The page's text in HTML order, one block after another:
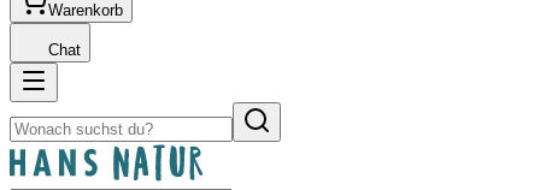
Warenkorb
Chat